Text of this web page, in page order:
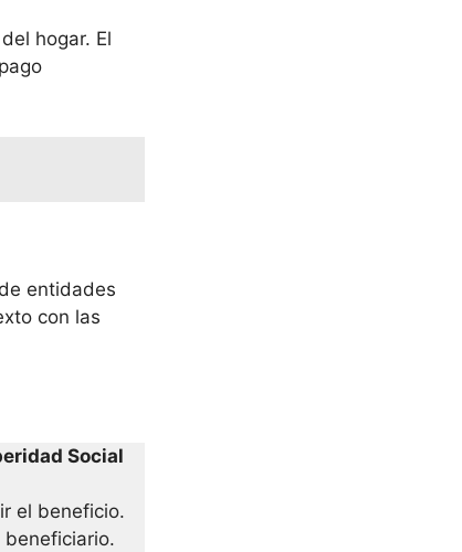
hogar. El
entidades
con las
Social
el beneficio.
beneficiario.